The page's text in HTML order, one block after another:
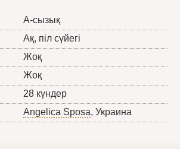
А-сызық
Ақ, піл сүйегі
Жоқ
Жоқ
28 күндер
Angelica Sposa, Украина